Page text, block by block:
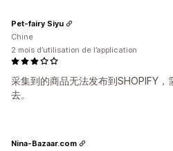
采集到的商品无法发布到SHOPIFY
去。
Pet-fairy Siyu
Chine
2 mois d’utilisation de l’application
Nina-Bazaar.com